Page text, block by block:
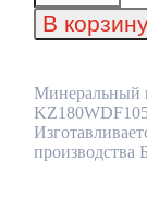
кирпич
Wandermode
Farbiger
Sturm
рядовой
215x65x105
В
Минеральный
производства